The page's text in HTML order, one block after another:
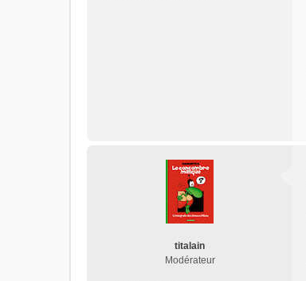
titalain
Modérateur